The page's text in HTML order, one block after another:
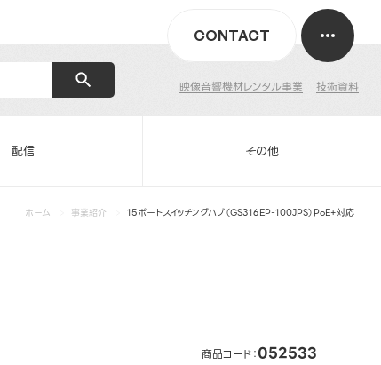
映像音響機材レンタル事業 技術資料
CONTACT
配信 その他
ホーム 事業紹介 15ポートスイッチングハブ（GS316EP-100JPS）PoE+対応
商品コード：052533